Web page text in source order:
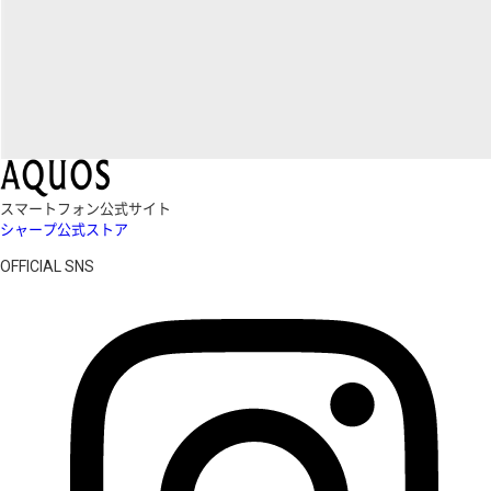
スマートフォン公式サイト
シャープ公式ストア
OFFICIAL SNS